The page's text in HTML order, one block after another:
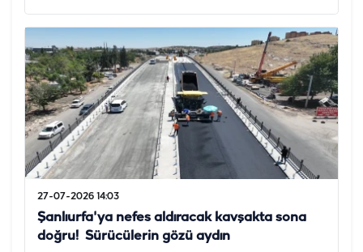
27-07-2026 14:03
Şanlıurfa'ya nefes aldıracak kavşakta sona
doğru! Sürücülerin gözü aydın